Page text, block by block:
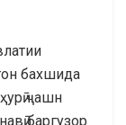
бахшида
ҷашн
баргузор